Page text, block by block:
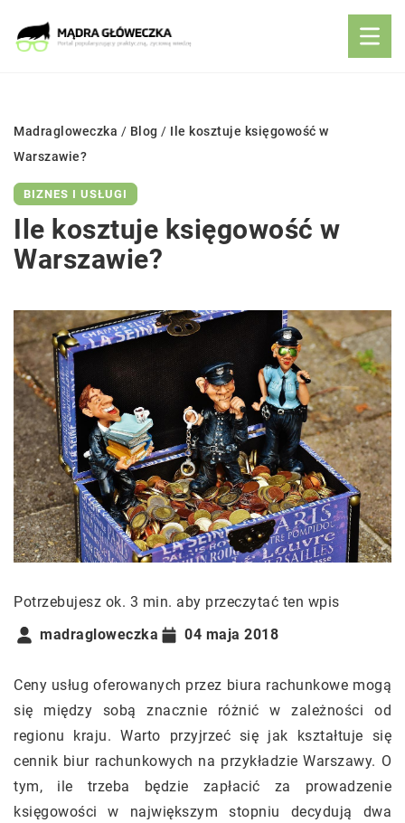
Madragloweczka / Blog / Ile kosztuje księgowość w
Warszawie?
BIZNES I USŁUGI
Ile kosztuje księgowość w
Warszawie?
Potrzebujesz ok. 3 min. aby przeczytać ten wpis
madragloweczka
04 maja 2018
Ceny usług oferowanych przez biura rachunkowe mogą
się między sobą znacznie różnić w zależności od
regionu kraju. Warto przyjrzeć się jak kształtuje się
cennik biur rachunkowych na przykładzie Warszawy. O
tym, ile trzeba będzie zapłacić za prowadzenie
księgowości w największym stopniu decydują dwa